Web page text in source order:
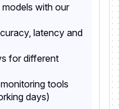
with our
latency and
for different
tools
days)